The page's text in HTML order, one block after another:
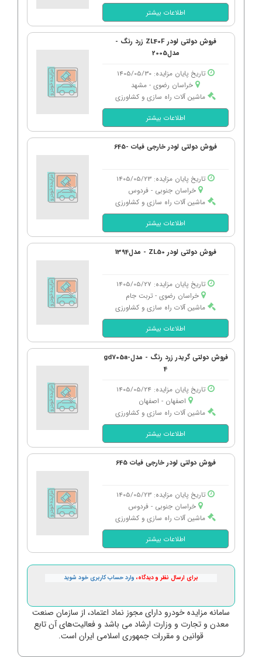
اطلاعات بیشتر
فروش دولتی لودر ZL40F زرد رنگ -
مدل2005
تاریخ پایان مزایده: 1405/05/30
خراسان رضوی - مشهد
ماشین آلات راه سازی و کشاورزی
اطلاعات بیشتر
فروش دولتی لودر خارجی فیات -645
تاریخ پایان مزایده: 1405/05/23
خراسان جنوبی - فردوس
ماشین آلات راه سازی و کشاورزی
اطلاعات بیشتر
فروش دولتی لودر ZL50 - مدل1394
تاریخ پایان مزایده: 1405/05/27
خراسان رضوی - تربت جام
ماشین آلات راه سازی و کشاورزی
اطلاعات بیشتر
فروش دولتی گریدر زرد رنگ - مدلgd705a-
4
تاریخ پایان مزایده: 1405/05/24
اصفهان - اصفهان
ماشین آلات راه سازی و کشاورزی
اطلاعات بیشتر
فروش دولتی لودر خارجی فیات 645
تاریخ پایان مزایده: 1405/05/23
خراسان جنوبی - فردوس
ماشین آلات راه سازی و کشاورزی
اطلاعات بیشتر
برای ارسال نظر و دیدگاه، وارد حساب کاربری خود شوید
سامانه مزایده خودرو دارای مجوز نماد اعتماد، از سازمان صنعت
معدن و تجارت و وزارت ارشاد می باشد و فعالیت‌های آن تابع
قوانین و مقررات جمهوری اسلامی ایران است.